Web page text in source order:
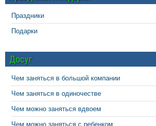
Праздники
Подарки
Досуг
Чем заняться в большой компании
Чем заняться в одиночестве
Чем можно заняться вдвоем
Чем можно заняться с ребенком